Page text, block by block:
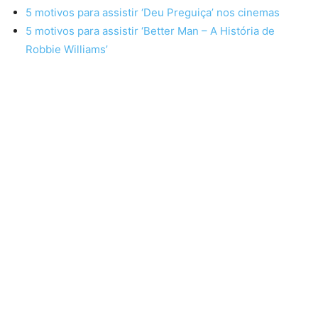
5 motivos para assistir ‘Deu Preguiça’ nos cinemas
5 motivos para assistir ‘Better Man – A História de
Robbie Williams’